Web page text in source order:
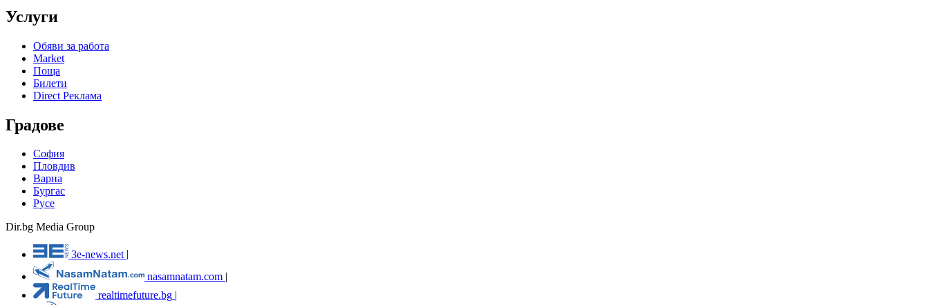
Услуги
Обяви за работа
Market
Поща
Билети
Direct Реклама
Градове
София
Пловдив
Варна
Бургас
Русе
Dir.bg Media Group
3e-news.net
nasamnatam.com |
realtimefuture.bg |